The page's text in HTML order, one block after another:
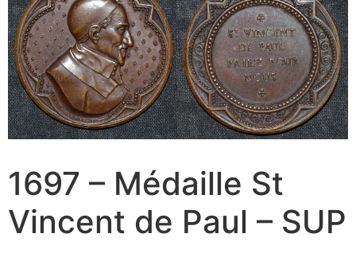
1697 – Médaille St
Vincent de Paul – SUP